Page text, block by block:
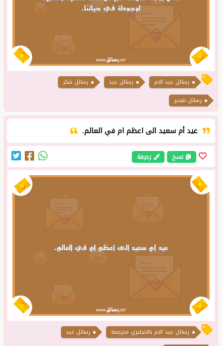
رسائل عيد الام رسائل عيد
رسائل شكر
رسائل تقدير
عيد أم سعيد الى اعظم ام في العالم.
نسخ زخرفة
رسائل عيد الام بالانجليزي مترجمة
رسائل عيد